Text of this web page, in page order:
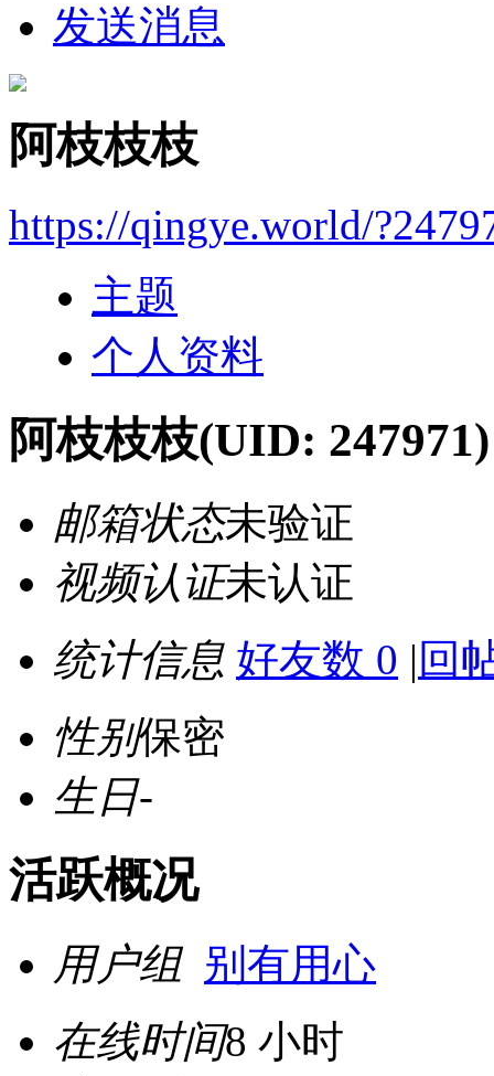
发送消息
阿枝枝枝
https://qingye.world/
主题
个人资料
阿枝枝枝(UID: 247971)
邮箱状态未验证
视频认证未认证
统计信息 好友数 0 | 回
性别保密
生日-
活跃概况
用户组 别有用心
在线时间8 小时